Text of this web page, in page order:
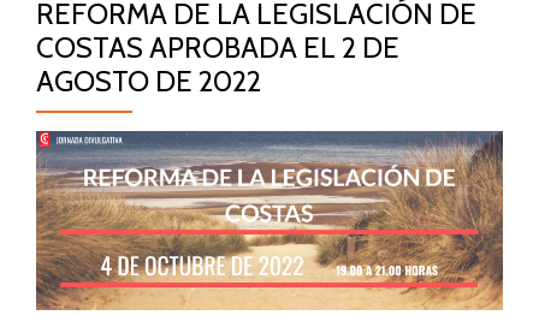
REFORMA DE LA LEGISLACIÓN DE
COSTAS APROBADA EL 2 DE
AGOSTO DE 2022